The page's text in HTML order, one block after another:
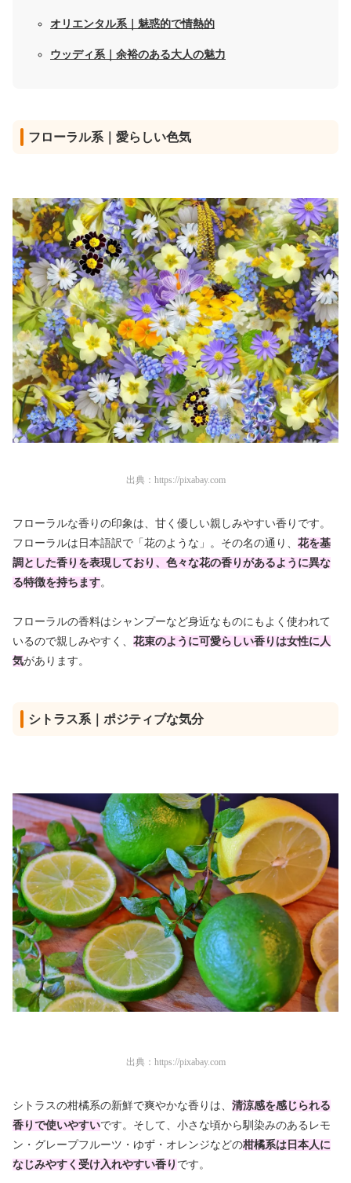
オリエンタル系｜魅惑的で情熱的
ウッディ系｜余裕のある大人の魅力
フローラル系｜愛らしい色気
出典： https://pixabay.com
フローラルな香りの印象は、甘く優しい親しみやすい香りです。
フローラルは日本語訳で「花のような」。その名の通り、 花を基
調とした香りを表現しており、色々な花の香りがあるように異な
る特徴を持ちます。
フローラルの香料はシャンプーなど身近なものにもよく使われて
いるので親しみやすく、 花束のように可愛らしい香りは女性に人
気があります。
シトラス系｜ポジティブな気分
出典： https://pixabay.com
シトラスの柑橘系の新鮮で爽やかな香りは、 清涼感を感じられる
香りで使いやすいです。そして、小さな頃から馴染みのあるレモ
ン・グレープフルーツ・ゆず・オレンジなどの柑橘系は日本人に
なじみやすく受け入れやすい香り です。